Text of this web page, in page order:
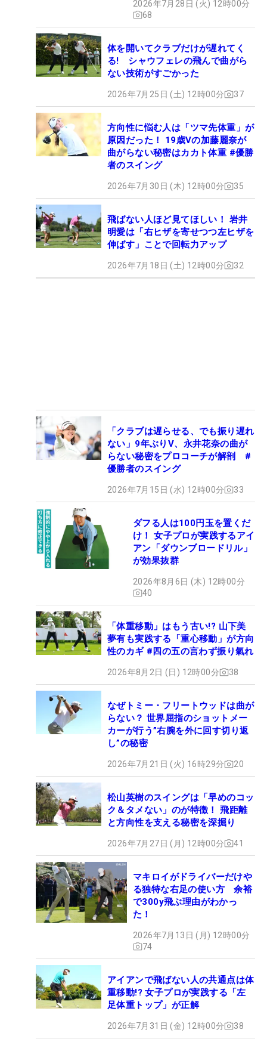
2026年7月28日 (火) 12時00分
68
体を開いてクラブだけが遅れてく
る! シャウフェレの飛んで曲がら
ない技術がすごかった
2026年7月25日 (土) 12時00分 37
方向性に悩む人は「ツマ先体重」が
原因だった！ 19歳Vの加藤麗奈が
曲がらない秘密はカカト体重 #優勝
者のスイング
2026年7月30日 (木) 12時00分 35
飛ばない人ほど見てほしい！ 岩井
明愛は「右ヒザを寄せつつ左ヒザを
伸ばす」ことで回転力アップ
2026年7月18日 (土) 12時00分 32
「クラブは遅らせる、でも振り遅れ
ない」9年ぶりV、永井花奈の曲が
らない秘密をプロコーチが解剖 #
優勝者のスイング
2026年7月15日 (水) 12時00分 33
ダフる人は100円玉を置くだ
け！ 女子プロが実践するアイ
アン「ダウンブロードリル」
が効果抜群
2026年8月6日 (木) 12時00分
40
「体重移動」はもう古い!? 山下美
夢有も実践する「重心移動」が方向
性のカギ #四の五の言わず振り氣れ
2026年8月2日 (日) 12時00分 38
なぜトミー・フリートウッドは曲が
らない？ 世界屈指のショットメー
カーが行う”右腕を外に回す切り返
し”の秘密
2026年7月21日 (火) 16時29分 20
松山英樹のスイングは「早めのコッ
ク＆タメない」のが特徴！ 飛距離
と方向性を支える秘密を深掘り
2026年7月27日 (月) 12時00分 41
マキロイがドライバーだけや
る独特な右足の使い方 余裕
で300y飛ぶ理由がわかっ
た！
2026年7月13日 (月) 12時00分
74
アイアンで飛ばない人の共通点は体
重移動!? 女子プロが実践する「左
足体重トップ」が正解
2026年7月31日 (金) 12時00分 38